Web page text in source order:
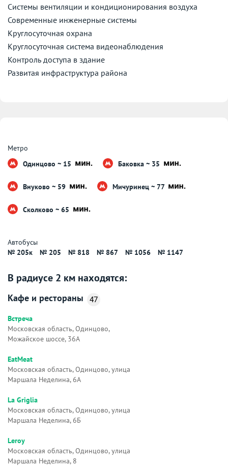
Системы вентиляции и кондиционирования воздуха
Современные инженерные системы
Круглосуточная охрана
Круглосуточная система видеонаблюдения
Контроль доступа в здание
Развитая инфраструктура района
Метро
Одинцово ~ 15
Баковка ~ 35
Внуково ~ 59 Мичуринец ~ 77
Сколково ~ 65
Автобусы
№ 205к
№ 205 № 818 № 867 № 1056 № 1147
В радиусе 2 км находятся:
Кафе и рестораны 47
Встреча
Московская область, Одинцово,
Можайское шоссе, 36А
EatMeat
Московская область, Одинцово, улица
Маршала Неделина, 6А
La Griglia
Московская область, Одинцово, улица
Маршала Неделина, 6Б
Leroy
Московская область, Одинцово, улица
Маршала Неделина, 8